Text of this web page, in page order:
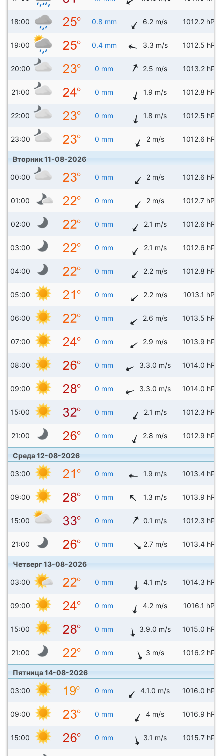
18:00 0.8 mm 6.2 m/s 1012.2 hPa
19:00 0.4 mm 3.3 m/s 1012.5 hPa
20:00 0 mm 2.5 m/s 1013.2 hPa
21:00 0 mm 1.9 m/s 1012.8 hPa
22:00 0 mm 1.8 m/s 1012.5 hPa
23:00 0 mm 2 m/s 1012.6 hPa
Вторник 11-08-2026
00:00 0 mm 2 m/s 1012.6 hPa
01:00 0 mm 2 m/s 1012.7 hPa
02:00 0 mm 2.1 m/s 1012.6 hPa
03:00 0 mm 2.1 m/s 1012.6 hPa
04:00 0 mm 2.2 m/s 1012.8 hPa
05:00 0 mm 2.2 m/s 1013.1 hPa
06:00 0 mm 2.6 m/s 1013.5 hPa
07:00 0 mm 2.9 m/s 1013.9 hPa
08:00 0 mm 3.3.0 m/s 1014.0 hPa
09:00 0 mm 3.3.0 m/s 1014.0 hPa
15:00 0 mm 2.1 m/s 1012.3 hPa
21:00 0 mm 2.8 m/s 1012.9 hPa
Среда 12-08-2026
03:00 0 mm 1.9 m/s 1013.4 hPa
09:00 0 mm 1.3 m/s 1013.9 hPa
15:00 0 mm 0.1 m/s 1012.3 hPa
21:00 0 mm 2.7 m/s 1013.4 hPa
Четверг 13-08-2026
03:00 0 mm 4.1 m/s 1014.3 hPa
09:00 0 mm 4.2 m/s 1016.1 hPa
15:00 0 mm 3.9.0 m/s 1015.0 hPa
21:00 0 mm 3 m/s 1016.2 hPa
Пятница 14-08-2026
03:00 0 mm 4.1.0 m/s 1016.0 hPa
09:00 0 mm 4 m/s 1016.9 hPa
15:00 0 mm 3.1 m/s 1015.7 hPa